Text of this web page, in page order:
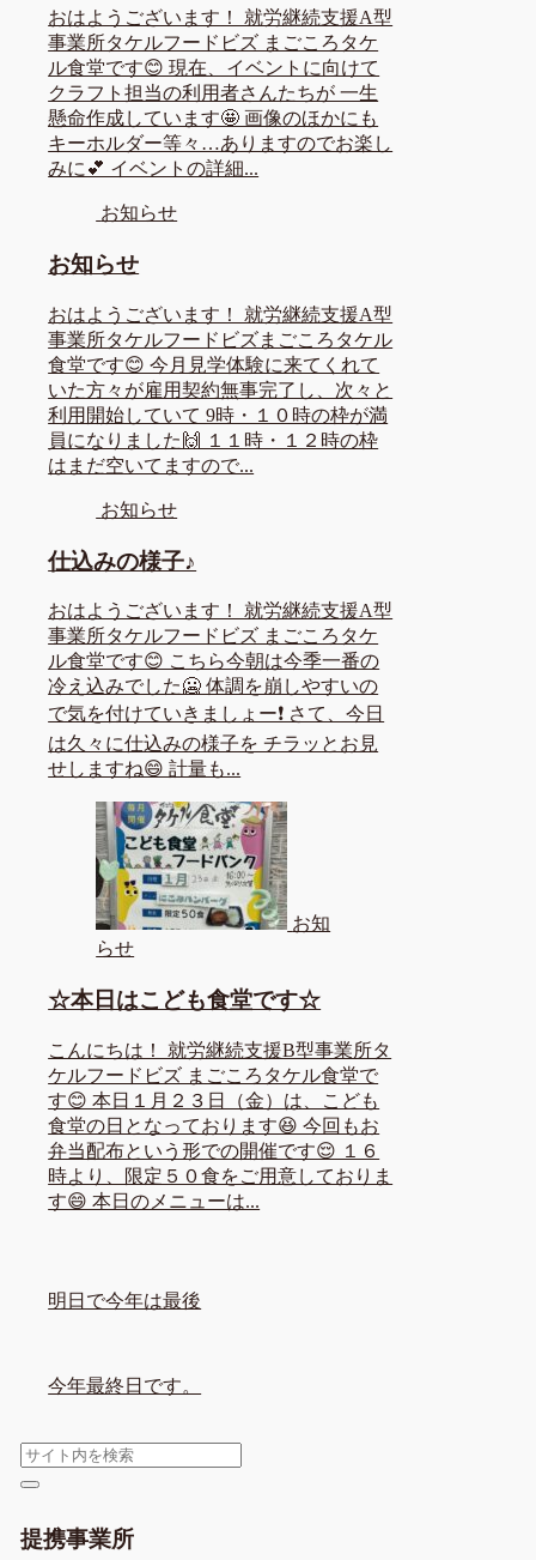
おはようございます！ 就労継続支援A型
事業所タケルフードビズ まごころタケ
ル食堂です😊 現在、イベントに向けて
クラフト担当の利用者さんたちが 一生
懸命作成しています🤩 画像のほかにも
キーホルダー等々…ありますのでお楽し
みに💕 イベントの詳細...
お知らせ
お知らせ
おはようございます！ 就労継続支援A型
事業所タケルフードビズまごころタケル
食堂です😊 今月見学体験に来てくれて
いた方々が雇用契約無事完了し、次々と
利用開始していて 9時・１０時の枠が満
員になりました🙌 １１時・１２時の枠
はまだ空いてますので...
お知らせ
仕込みの様子♪
おはようございます！ 就労継続支援A型
事業所タケルフードビズ まごころタケ
ル食堂です😊 こちら今朝は今季一番の
冷え込みでした🥶 体調を崩しやすいの
で気を付けていきましょー❗ さて、今日
は久々に仕込みの様子を チラッとお見
せしますね😄 計量も...
お知
らせ
☆本日はこども食堂です☆
こんにちは！ 就労継続支援B型事業所タ
ケルフードビズ まごころタケル食堂で
す😊 本日１月２３日（金）は、こども
食堂の日となっております😆 今回もお
弁当配布という形での開催です😌 １６
時より、限定５０食をご用意しておりま
す😄 本日のメニューは...
明日で今年は最後
今年最終日です。
提携事業所